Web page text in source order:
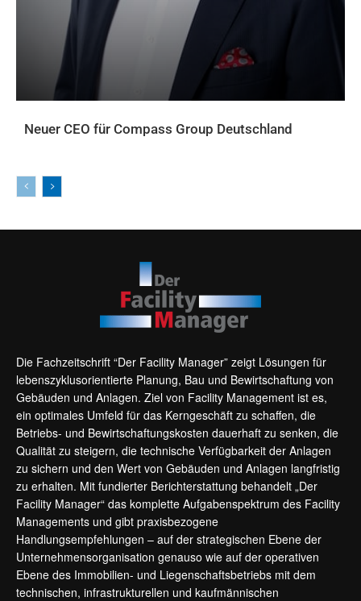
Neuer CEO für Compass Group Deutschland
Die Fachzeitschrift “Der Facility Manager” zeigt Lösungen für
lebenszyklusorientierte Planung, Bau und Bewirtschaftung von
Gebäuden und Anlagen. Ziel von Facility Management ist es,
ein optimales Umfeld für das Kerngeschäft zu schaffen, die
Betriebs- und Bewirtschaftungskosten dauerhaft zu senken, die
Qualität zu steigern, die technische Verfügbarkeit der Anlagen
zu sichern und den Wert von Gebäuden und Anlagen langfristig
zu erhalten. Mit fundierter Berichterstattung behandelt „Der
Facility Manager“ das komplette Aufgabenspektrum des Facility
Managements und gibt praxisbezogene
Handlungsempfehlungen – auf der strategischen Ebene der
Unternehmensorganisation genauso wie auf der operativen
Ebene des Immobilien- und Liegenschaftsbetriebs mit dem
technischen, infrastrukturellen und kaufmännischen